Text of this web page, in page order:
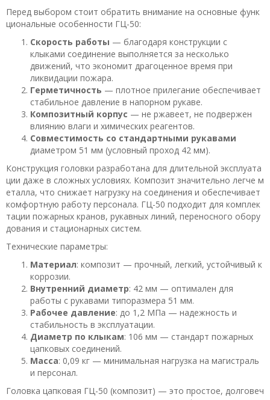
Перед выбором стоит обратить внимание на основные функ
циональные особенности ГЦ-50:
Скорость работы — благодаря конструкции с
клыками соединение выполняется за несколько
движений, что экономит драгоценное время при
ликвидации пожара.
Герметичность — плотное прилегание обеспечивает
стабильное давление в напорном рукаве.
Композитный корпус — не ржавеет, не подвержен
влиянию влаги и химических реагентов.
Совместимость со стандартными рукавами
диаметром 51 мм (условный проход 42 мм).
Конструкция головки разработана для длительной эксплуата
ции даже в сложных условиях. Композит значительно легче м
еталла, что снижает нагрузку на соединения и обеспечивает
комфортную работу персонала. ГЦ-50 подходит для комплек
тации пожарных кранов, рукавных линий, переносного обору
дования и стационарных систем.
Технические параметры:
Материал: композит — прочный, легкий, устойчивый к
коррозии.
Внутренний диаметр: 42 мм — оптимален для
работы с рукавами типоразмера 51 мм.
Рабочее давление: до 1,2 МПа — надежность и
стабильность в эксплуатации.
Диаметр по клыкам: 106 мм — стандарт пожарных
цапковых соединений.
Масса: 0,09 кг — минимальная нагрузка на магистраль
и персонал.
Головка цапковая ГЦ-50 (композит) — это простое, долговеч